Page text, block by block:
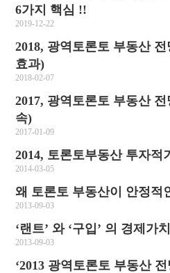
6가지 핵심 !!
2019-12-22
2018, 광역토론토 부동산
효과)
2018-02-07
2017, 광역토론토 부동산
속)
2017-01-09
2014, 토론토부동산 투자적
2014-03-05
왜 토론토 부동산이 안정적
2013-09-03
‘랜트’ 와 ‘구입’ 의 경제가
2013-09-03
‘2013 광역토론토 부동산